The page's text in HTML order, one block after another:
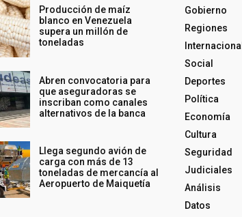
Producción de maíz
blanco en Venezuela
supera un millón de
toneladas
Abren convocatoria para
que aseguradoras se
inscriban como canales
alternativos de la banca
Llega segundo avión de
carga con más de 13
toneladas de mercancía al
Aeropuerto de Maiquetía
Gobierno
Regiones
Internacional
Social
Deportes
Política
Economía
Cultura
Seguridad
Judiciales
Análisis
Datos